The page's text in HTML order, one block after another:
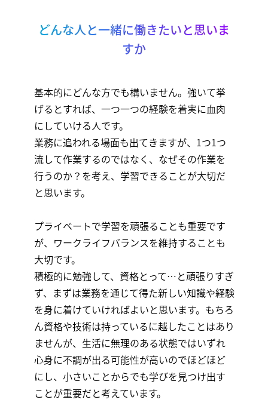
どんな人と一緒に働きたいと思いま
すか
基本的にどんな方でも構いません。強いて挙
げるとすれば、一つ一つの経験を着実に血肉
にしていける人です。
業務に追われる場面も出てきますが、1つ1つ
流して作業するのではなく、なぜその作業を
行うのか？を考え、学習できることが大切だ
と思います。
プライベートで学習を頑張ることも重要です
が、ワークライフバランスを維持することも
大切です。
積極的に勉強して、資格とって…と頑張りすぎ
ず、まずは業務を通じて得た新しい知識や経験
を身に着けていければよいと思います。もちろ
ん資格や技術は持っているに越したことはあり
ませんが、生活に無理のある状態ではいずれ
心身に不調が出る可能性が高いのでほどほど
にし、小さいことからでも学びを見つけ出す
ことが重要だと考えています。